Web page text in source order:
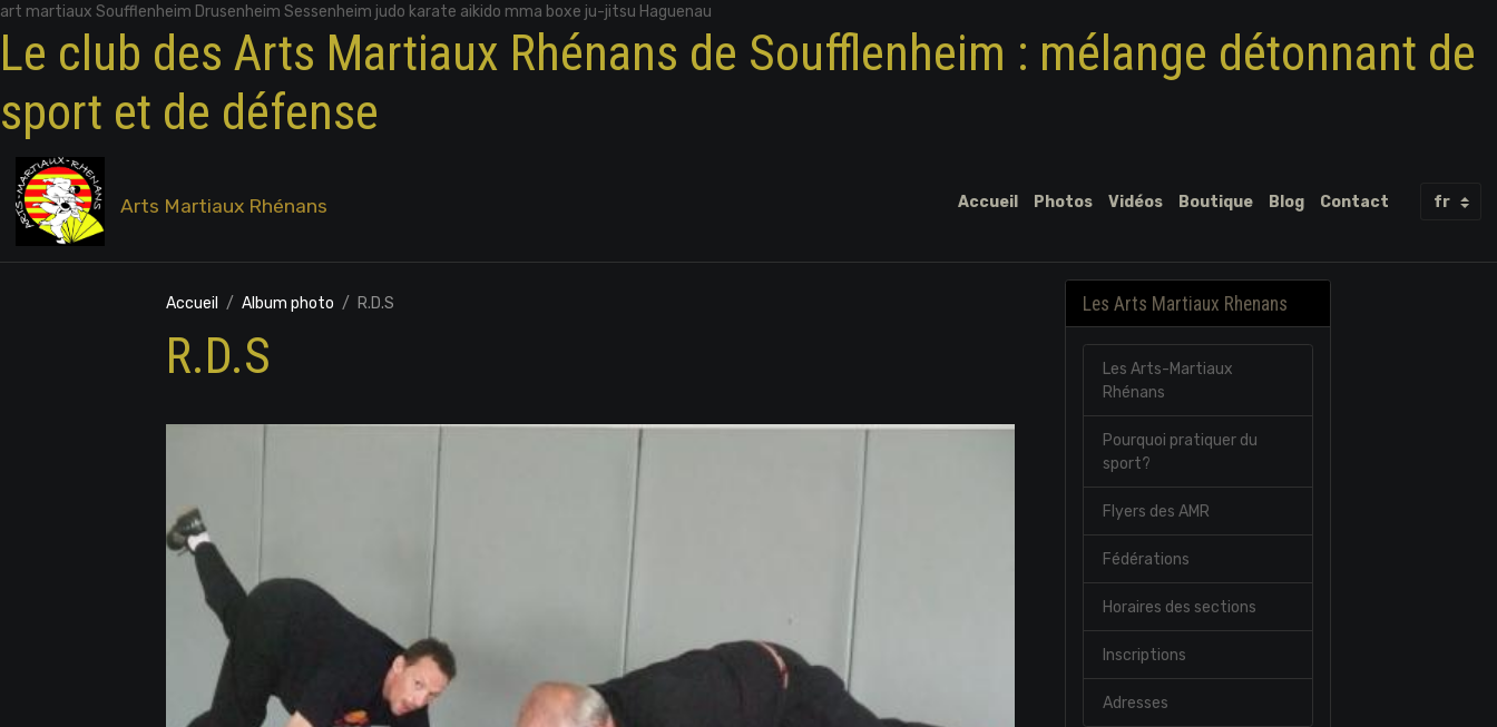
art martiaux Soufflenheim Drusenheim Sessenheim judo karate aikido mma boxe ju-jitsu Haguenau
Le club des Arts Martiaux Rhénans de Soufflenheim : mélange détonnant de
sport et de défense
Arts Martiaux Rhénans Accueil Photos Vidéos Boutique Blog Contact
Accueil Album photo R.D.S
R.D.S
Les Arts Martiaux Rhenans
Les Arts-Martiaux
Rhénans
Pourquoi pratiquer du
sport?
Flyers des AMR
Fédérations
Horaires des sections
Inscriptions
Adresses